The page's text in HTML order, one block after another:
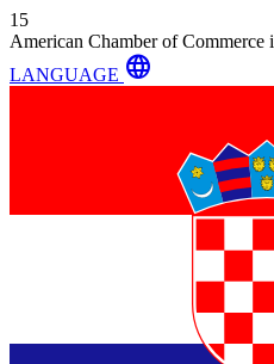
15
American Chamber of Commerce
LANGUAGE language